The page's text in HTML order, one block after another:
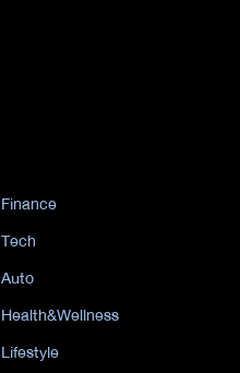
Finance
Tech
Auto
Health&Wellness
Lifestyle